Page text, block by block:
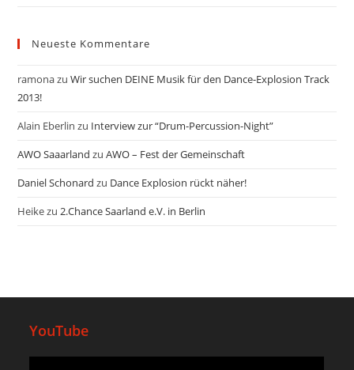
Neueste Kommentare
ramonazuWir suchen DEINE Musik für den Dance-Explosion Track
2013!
Alain Eberlin zu Interview zur “Drum-Percussion-Night”
AWO Saaarland zuAWO – Fest der Gemeinschaft
Daniel Schonard zu Dance Explosion rückt näher!
Heikezu2.Chance Saarland e.V. in Berlin
YouTube